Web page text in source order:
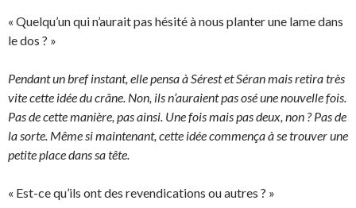
« Quelqu’un qui n’aurait pas hésité à nous planter une lame dans
le dos ? »
Pendant un bref instant, elle pensa à Sérest et Séran mais retira très
vite cette idée du crâne. Non, ils n’auraient pas osé une nouvelle fois.
Pas de cette manière, pas ainsi. Une fois mais pas deux, non ? Pas de
la sorte. Même si maintenant, cette idée commença à se trouver une
petite place dans sa tête.
« Est-ce qu’ils ont des revendications ou autres ? »